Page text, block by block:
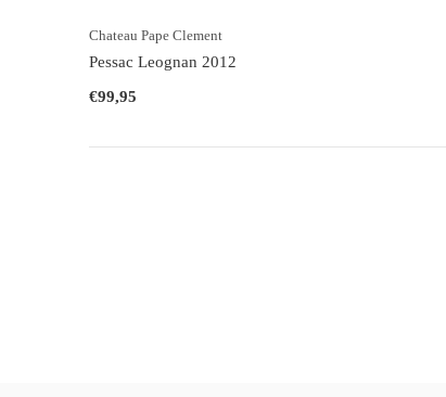
Chateau Pape Clement
Pessac Leognan 2012
€99,95